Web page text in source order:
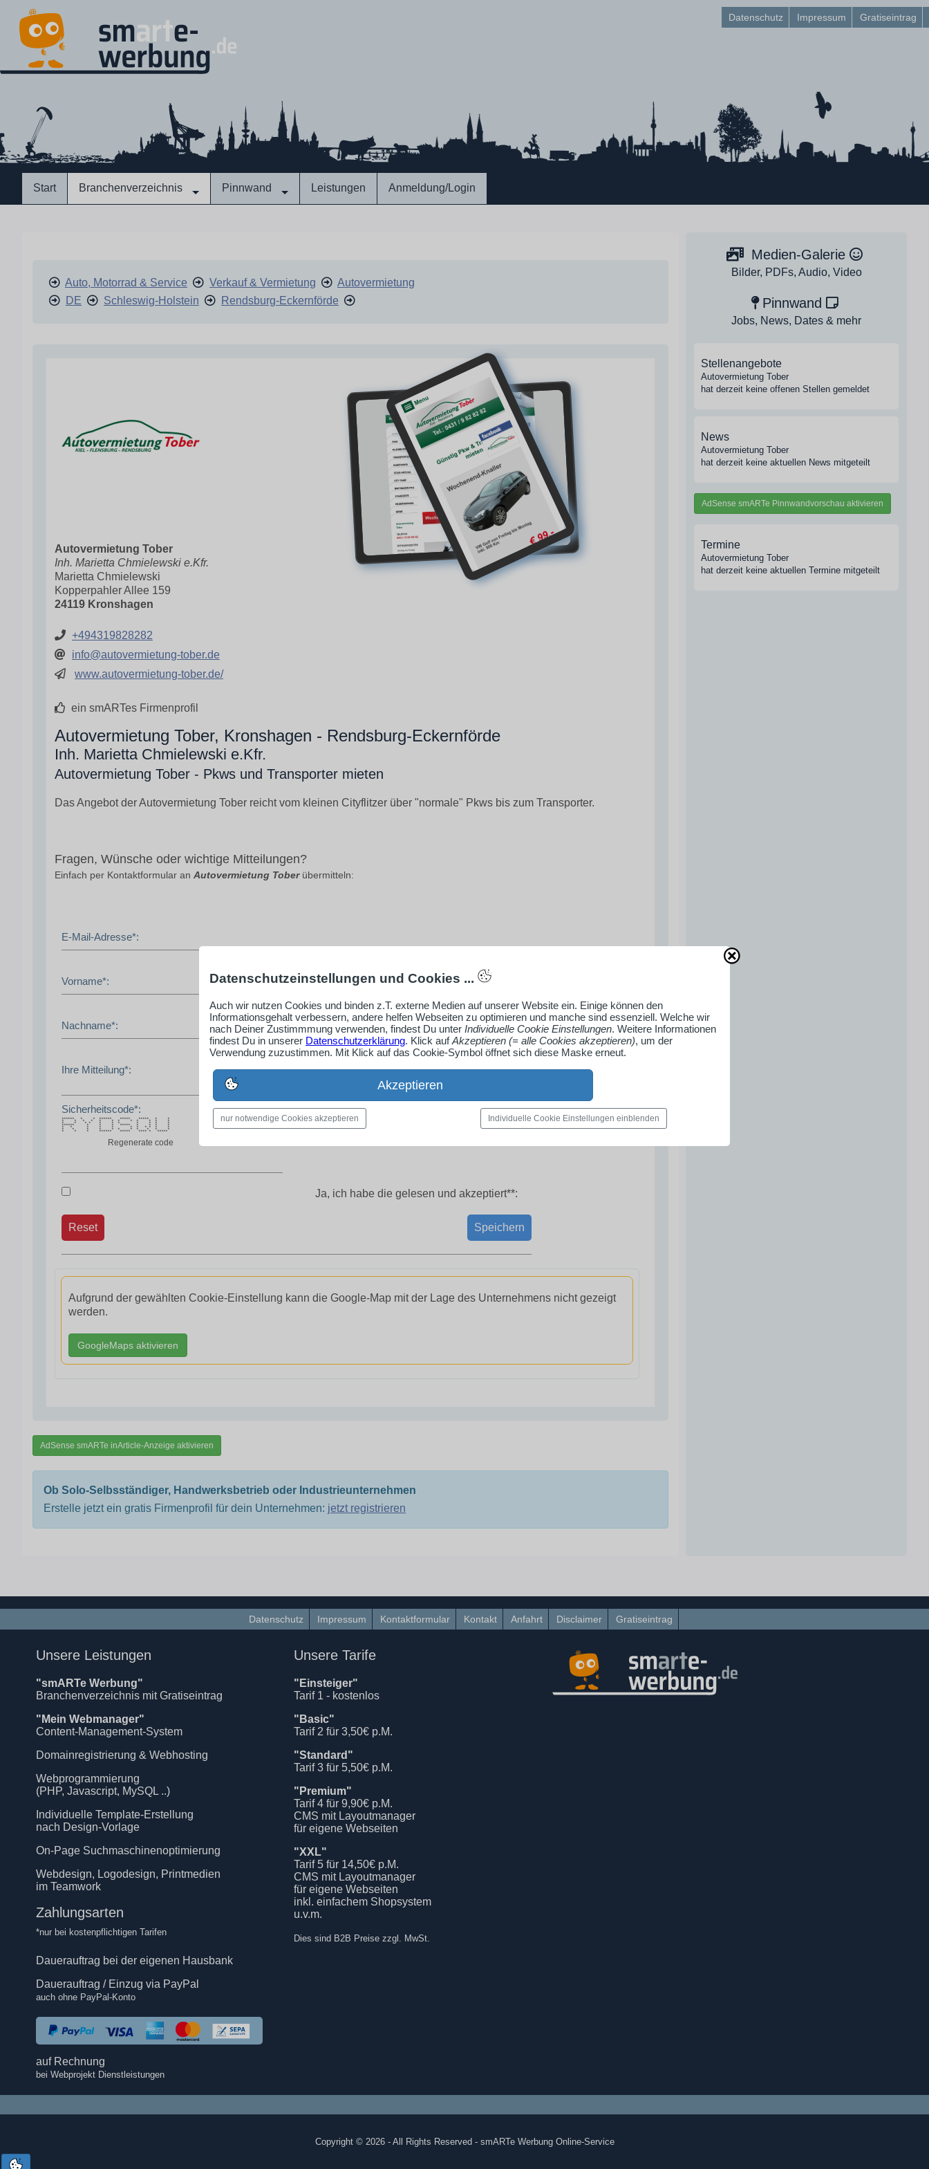
Datenschutz Impressum Gratiseintrag
Start Branchenverzeichnis Pinnwand Leistungen Anmeldung/Login
Auto, Motorrad & Service Verkauf & Vermietung
Autovermietung
DE
Schleswig-Holstein Rendsburg-Eckernförde
Autovermietung Tober
Inh. Marietta Chmielewski e.Kfr.
Marietta Chmielewski
Kopperpahler Allee 159
24119 Kronshagen
+494319828282
info@autovermietung-tober.de
www.autovermietung-tober.de/
ein smARTes Firmenprofil
Autovermietung Tober, Kronshagen - Rendsburg-Eckernförde
Inh. Marietta Chmielewski e.Kfr.
Autovermietung Tober - Pkws und Transporter mieten
Das Angebot der Autovermietung Tober reicht vom kleinen Cityflitzer über "normale" Pkws bis zum Transporter.
Fragen, Wünsche oder wichtige Mitteilungen?
Einfach per Kontaktformular an Autovermietung Toberübermitteln:
E-Mail-Adresse*:
Vorname*:
Nachname*:
Ihre Mitteilung*:
Sicherheitscode*:
****** * * ****** ***** ***** * *
* * * * * * * * * * * *
* * * * * * * * * * *
****** * * * ***** * * * *
* * * * * * * * * * *
* * * * * * * * * * *
* * * ****** ***** **** * *****
Regenerate code
Ja, ich habe die gelesen und akzeptiert**:
Speichern
Reset
Aufgrund der gewählten Cookie-Einstellung kann die Google-Map mit der Lage des Unternehmens nicht gezeigt
werden.
GoogleMaps aktivieren
AdSense smARTe inArticle-Anzeige aktivieren
Ob Solo-Selbsständiger, Handwerksbetrieb oder Industrieunternehmen
Erstelle jetzt ein gratis Firmenprofil für dein Unternehmen: jetzt registrieren
Medien-Galerie
Bilder, PDFs, Audio, Video
Pinnwand
Jobs, News, Dates & mehr
Stellenangebote
Autovermietung Tober
hat derzeit keine offenen Stellen gemeldet
News
Autovermietung Tober
hat derzeit keine aktuellen News mitgeteilt
AdSense smARTe Pinnwandvorschau aktivieren
Termine
Autovermietung Tober
hat derzeit keine aktuellen Termine mitgeteilt
Datenschutz Impressum Kontaktformular Kontakt Anfahrt Disclaimer Gratiseintrag
Unsere Leistungen
"smARTe Werbung"
Branchenverzeichnis mit Gratiseintrag
"Mein Webmanager"
Content-Management-System
Domainregistrierung & Webhosting
Webprogrammierung
(PHP, Javascript, MySQL ..)
Individuelle Template-Erstellung
nach Design-Vorlage
On-Page Suchmaschinenoptimierung
Webdesign, Logodesign, Printmedien
im Teamwork
Zahlungsarten
*nur bei kostenpflichtigen Tarifen
Dauerauftrag bei der eigenen Hausbank
Dauerauftrag / Einzug via PayPal
auch ohne PayPal-Konto
auf Rechnung
bei Webprojekt Dienstleistungen
Unsere Tarife
"Einsteiger"
Tarif 1 - kostenlos
"Basic"
Tarif 2 für 3,50€ p.M.
"Standard"
Tarif 3 für 5,50€ p.M.
"Premium"
Tarif 4 für 9,90€ p.M.
CMS mit Layoutmanager
für eigene Webseiten
"XXL"
Tarif 5 für 14,50€ p.M.
CMS mit Layoutmanager
für eigene Webseiten
inkl. einfachem Shopsystem
u.v.m.
Dies sind B2B Preise zzgl. MwSt.
Copyright © 2026 - All Rights Reserved - smARTe Werbung Online-Service
Datenschutzeinstellungen und Cookies ...
Auch wir nutzen Cookies und binden z.T. externe Medien auf unserer Website ein. Einige können den
Informationsgehalt verbessern, andere helfen Webseiten zu optimieren und manche sind essenziell. Welche wir
nach Deiner Zustimmmung verwenden, findest Du unter Individuelle Cookie Einstellungen. Weitere Informationen
findest Du in unserer Datenschutzerklärung. Klick aufAkzeptieren (= alle Cookies akzeptieren), um der
Verwendung zuzustimmen. Mit Klick auf das Cookie-Symbol öffnet sich diese Maske erneut.
Akzeptieren
nur notwendige Cookies akzeptieren Individuelle Cookie Einstellungen einblenden